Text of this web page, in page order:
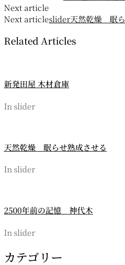
稿
ナ
ビ
シ
ョ
Next article
Next articleslider天然乾燥 眠
Related Articles
新発田屋 木材倉庫
In slider
天然乾燥 眠らせ熟成させる
In slider
2500年前の記憶 神代木
In slider
カテゴリー